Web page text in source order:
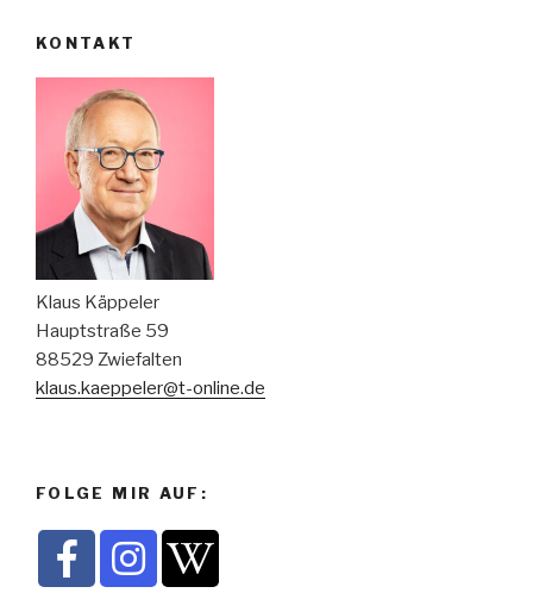
KONTAKT
Klaus Käppeler
Hauptstraße 59
88529 Zwiefalten
klaus.kaeppeler@t-online.de
FOLGE MIR AUF: